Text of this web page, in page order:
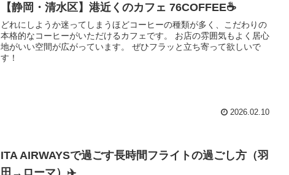
【静岡・清水区】港近くのカフェ 76COFFEE☕️
どれにしようか迷ってしまうほどコーヒーの種類が多く、こだわりの
本格的なコーヒーがいただけるカフェです。 お店の雰囲気もよく居心
地がいい空間が広がっています。 ぜひフラッと立ち寄って欲しいで
す！
2026.02.10
ITA AIRWAYSで過ごす長時間フライトの過ごし方（羽
田→ローマ）✈️